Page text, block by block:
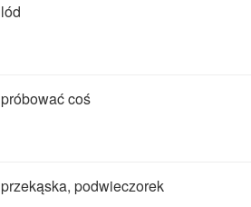
lód
próbować coś
przekąska, podwieczorek